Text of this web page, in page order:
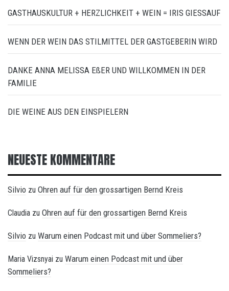
GASTHAUSKULTUR + HERZLICHKEIT + WEIN = IRIS GIESSAUF
WENN DER WEIN DAS STILMITTEL DER GASTGEBERIN WIRD
DANKE ANNA MELISSA EßER UND WILLKOMMEN IN DER
FAMILIE
DIE WEINE AUS DEN EINSPIELERN
NEUESTE KOMMENTARE
Silvio zu Ohren auf für den grossartigen Bernd Kreis
Claudia zu Ohren auf für den grossartigen Bernd Kreis
Silvio zu Warum einen Podcast mit und über Sommeliers?
Maria Vizsnyai zu Warum einen Podcast mit und über
Sommeliers?